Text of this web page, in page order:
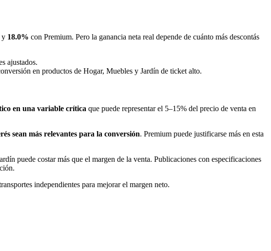
y 18.0% con Premium. Pero la ganancia neta real depende de cuánto más descontás
ajustados.
en productos de Hogar, Muebles y Jardín de ticket alto.
en una variable crítica que puede representar el 5–15% del precio de venta en
sean más relevantes para la conversión. Premium puede justificarse más en esta
puede costar más que el margen de la venta. Publicaciones con especificaciones
independientes para mejorar el margen neto.